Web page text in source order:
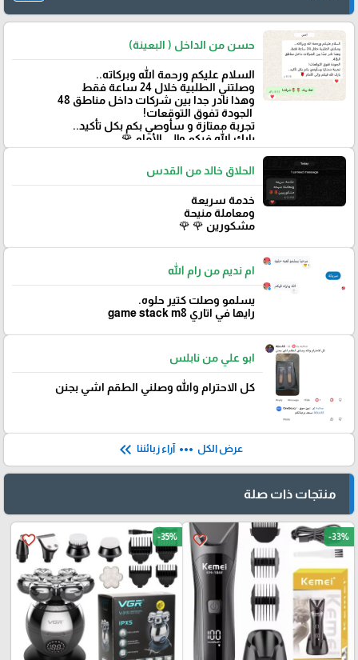
حسن من الداخل ( البعينة)
‏السلام عليكم ورحمة الله وبركاته..
وصلتني الطلبية خلال 24 ساعة فقط
‏وهذا نادر جدا بين شركات داخل مناطق 48
‏ الجودة تفوق التوقعات!
تجربة ممتازة و سأوصي بكم بكل تأكيد..
‏بارك الله فيكم وإلى الأمام 🌹
الحلاق خالد من القدس
خدمة سريعة
ومعاملة منيحة
مشكورين 🌹 🌹
ام نديم من رام الله
يسلمو وصلت كتير حلوه.
رايها في اتاري game stack m8
ابو علي من نابلس
كل الاحترام والله وصلني الطقم اشي بجنن
عرض الكل more_horiz آراء زبائننا keyboard_double_arrow_left
منتجات ذات صلة
favorite_border -33%
favorite_border -35%